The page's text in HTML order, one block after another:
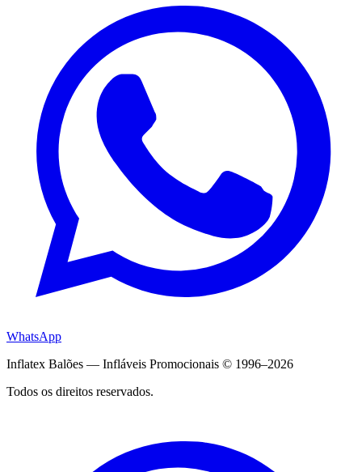
WhatsApp
Inflatex Balões — Infláveis Promocionais © 1996–2026
Todos os direitos reservados.